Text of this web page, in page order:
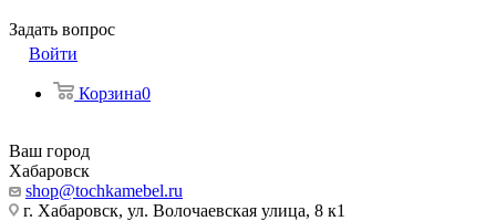
Задать вопрос
Войти
Корзина0
Ваш город
Хабаровск
shop@tochkamebel.ru
г. Хабаровск, ул. Волочаевская улица, 8 к1